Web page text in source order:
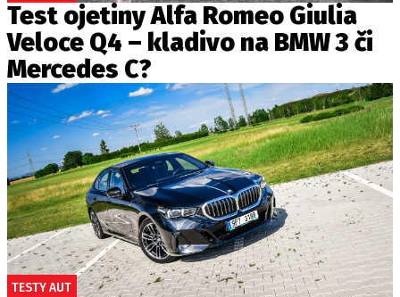
Test ojetiny Alfa Romeo Giulia
Veloce Q4 – kladivo na BMW 3 či
Mercedes C?
TESTY AUT